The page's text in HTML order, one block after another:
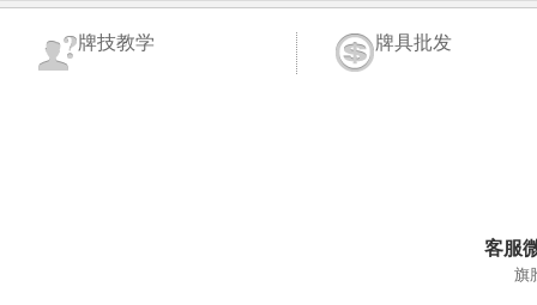
牌技教学 牌具批发
客服
旗